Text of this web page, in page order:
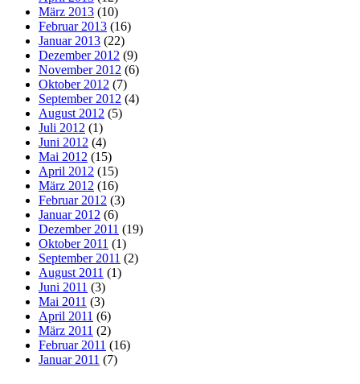
März 2013 (10)
Februar 2013 (16)
Januar 2013 (22)
Dezember 2012 (9)
November 2012 (6)
Oktober 2012 (7)
September 2012 (4)
August 2012 (5)
Juli 2012 (1)
Juni 2012 (4)
Mai 2012 (15)
April 2012 (15)
März 2012 (16)
Februar 2012 (3)
Januar 2012 (6)
Dezember 2011 (19)
Oktober 2011 (1)
September 2011 (2)
August 2011 (1)
Juni 2011 (3)
Mai 2011 (3)
April 2011 (6)
März 2011 (2)
Februar 2011 (16)
Januar 2011 (7)